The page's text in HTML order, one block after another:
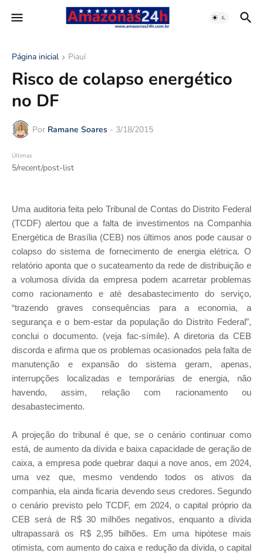
Página inicial Piauí
Risco de colapso energético
no DF
Por Ramane Soares - 3/18/2015
Últimas
5/recent/post-list
Uma auditoria feita pelo Tribunal de Contas do Distrito Federal
(TCDF) alertou que a falta de investimentos na Companhia
Energética de Brasília (CEB) nos últimos anos pode causar o
colapso do sistema de fornecimento de energia elétrica. O
relatório aponta que o sucateamento da rede de distribuição e
a volumosa dívida da empresa podem acarretar problemas
como racionamento e até desabastecimento do serviço,
“trazendo graves consequências para a economia, a
segurança e o bem-estar da população do Distrito Federal”,
conclui o documento. (veja fac-símile). A diretoria da CEB
discorda e afirma que os problemas ocasionados pela falta de
manutenção e expansão do sistema geram, apenas,
interrupções localizadas e temporárias de energia, não
havendo, assim, relação com racionamento ou
desabastecimento.
A projeção do tribunal é que, se o cenário continuar como
está, de aumento da dívida e baixa capacidade de geração de
caixa, a empresa pode quebrar daqui a nove anos, em 2024,
uma vez que, mesmo vendendo todos os ativos da
companhia, ela ainda ficaria devendo seus credores. Segundo
o cenário previsto pelo TCDF, em 2024, o capital próprio da
CEB será de R$ 30 milhões negativos, enquanto a dívida
ultrapassará os R$ 2,95 bilhões. Em uma hipótese mais
otimista, com aumento do caixa e redução da dívida, o capital